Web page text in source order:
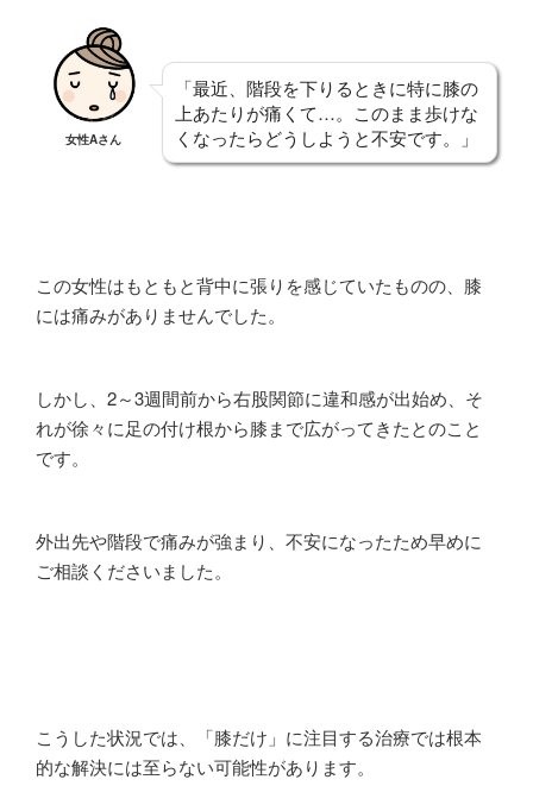
女性Aさん
「最近、階段を下りるときに特に膝の
上あたりが痛くて…。このまま歩けな
くなったらどうしようと不安です。」
この女性はもともと背中に張りを感じていたものの、膝
には痛みがありませんでした。
しかし、2～3週間前から右股関節に違和感が出始め、そ
れが徐々に足の付け根から膝まで広がってきたとのこと
です。
外出先や階段で痛みが強まり、不安になったため早めに
ご相談くださいました。
こうした状況では、「膝だけ」に注目する治療では根本
的な解決には至らない可能性があります。